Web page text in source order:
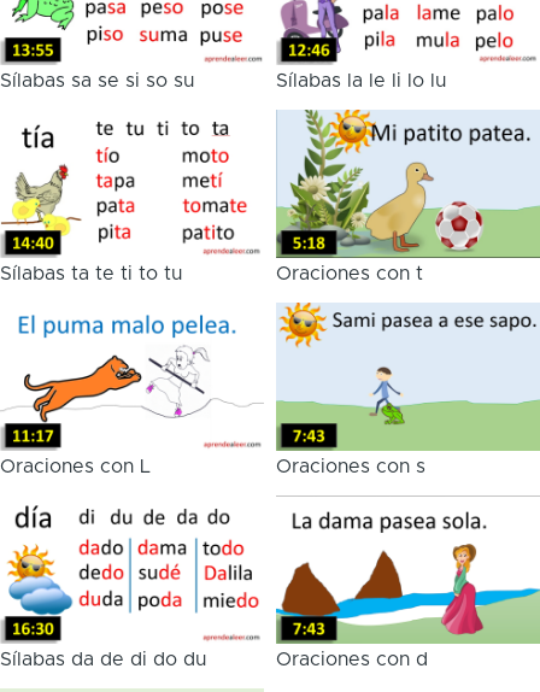
Sílabas sa se si so su Sílabas la le li lo lu
Sílabas ta te ti to tu Oraciones con t
Oraciones con L Oraciones con s
Sílabas da de di do du Oraciones con d